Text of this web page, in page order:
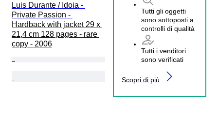
Tutti gli oggetti
sono sottoposti a
controlli di qualità
Tutti i venditori
sono verificati
Scopri di più
Luis Durante / Idoia -
Private Passion -
Hardback with jacket 29 x
21,4 cm 128 pages - rare
copy - 2006